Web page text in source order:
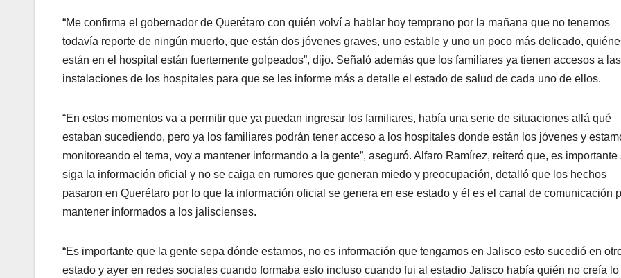
“Me confirma el gobernador de Querétaro con quién volví a hablar hoy temprano por la mañana que no tenemos
todavía reporte de ningún muerto, que están dos jóvenes graves, uno estable y uno un poco más delicado,
están en el hospital están fuertemente golpeados”, dijo. Señaló además que los familiares ya tienen accesos a las
instalaciones de los hospitales para que se les informe más a detalle el estado de salud de cada uno de ellos.
“En estos momentos va a permitir que ya puedan ingresar los familiares, había una serie de situaciones allá qué
estaban sucediendo, pero ya los familiares podrán tener acceso a los hospitales donde están los jóvenes y
monitoreando el tema, voy a mantener informando a la gente”, aseguró. Alfaro Ramírez, reiteró que, es importante
siga la información oficial y no se caiga en rumores que generan miedo y preocupación, detalló que los hechos
pasaron en Querétaro por lo que la información oficial se genera en ese estado y él es el canal de comunicación
mantener informados a los jaliscienses.
“Es importante que la gente sepa dónde estamos, no es información que tengamos en Jalisco esto sucedió en
estado y ayer en redes sociales cuando formaba esto incluso cuando fui al estadio Jalisco había quién no creía